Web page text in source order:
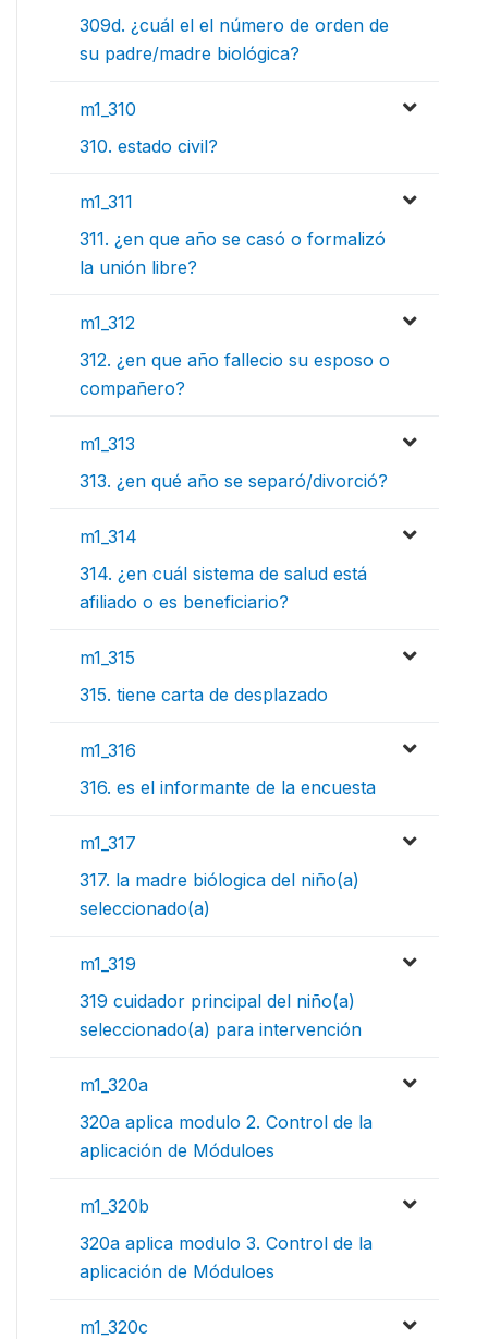
309d. ¿cuál el el número de orden de
su padre/madre biológica?
m1_310
310. estado civil?
m1_311
311. ¿en que año se casó o formalizó
la unión libre?
m1_312
312. ¿en que año fallecio su esposo o
compañero?
m1_313
313. ¿en qué año se separó/divorció?
m1_314
314. ¿en cuál sistema de salud está
afiliado o es beneficiario?
m1_315
315. tiene carta de desplazado
m1_316
316. es el informante de la encuesta
m1_317
317. la madre biólogica del niño(a)
seleccionado(a)
m1_319
319 cuidador principal del niño(a)
seleccionado(a) para intervención
m1_320a
320a aplica modulo 2. Control de la
aplicación de Móduloes
m1_320b
320a aplica modulo 3. Control de la
aplicación de Móduloes
m1_320c